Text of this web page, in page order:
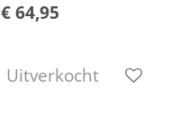
€ 64,95
Uitverkocht